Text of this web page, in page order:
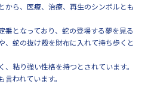
から、医療、治療、再生のシンボルとも
番となっており、蛇の登場する夢を見る
、蛇の抜け殻を財布に入れて持ち歩くと
粘り強い性格を持つとされています。
われています。